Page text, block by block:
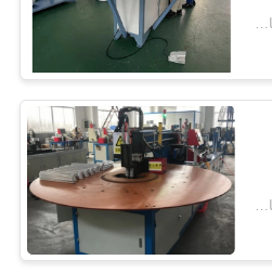
قابل للتفاوض MOQ:قابل للتفاوض